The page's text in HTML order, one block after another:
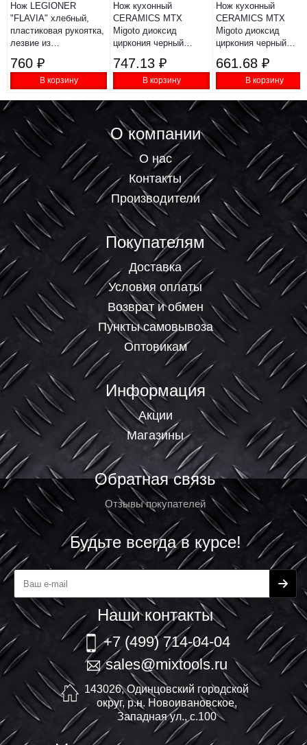
Нож LEGIONER
"FLAVIA" хлебный,
пластиковая рукоятка,
лезвие из
стали, 200мм
760 ₽
В корзину
Нож кухонный
CERAMICS MTX
Migoto диоксид
циркония черный
747.13 ₽
В корзину
Нож кухонный
CERAMICS MTX
Migoto диоксид
циркония черный
661.68 ₽
В корзину
О компании
О нас
Контакты
Производители
Покупателям
Доставка
Условия оплаты
Возврат и обмен
Пункты самовывоза
Оптовикам
Информация
Акции
Магазины
Обратная связь
Отзывы покупателей
Будьте всегда в курсе!
Наши контакты
+7 (499) 714-04-04
sales@mixtools.ru
143026, Одинцовский городской
округ, р.н. Новоивановское,
Западная ул., с.100